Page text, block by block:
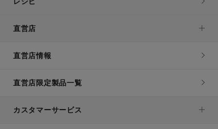
直営店
直営店情報
直営店限定製品一覧
カスタマーサービス